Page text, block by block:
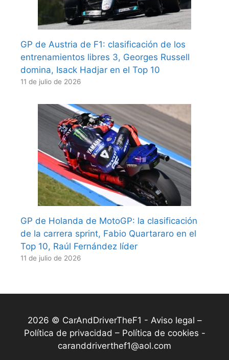
GP de Austria de F1: clasificación de los
entrenamientos libres 3, Georges Russell
domina, Isack Hadjar en el Top 10
11 de julio de 2026
GP de Holanda de MotoGP: la clasificación
de la carrera sprint, Fabio Quartararo en el
Top 10, Raúl Fernández líder
11 de julio de 2026
2026 © CarAndDriverTheF1 - Aviso legal –
Política de privacidad – Política de cookies -
caranddriverthef1@aol.com